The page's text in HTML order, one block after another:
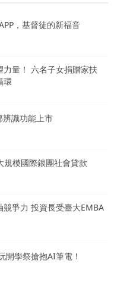
，基督徒的新福音
量！ 六名子女捐贈家扶
環
識功能上市
規模國際銀團社會貸款
爭力 投資長受臺大EMBA
開學祭搶抱AI筆電！